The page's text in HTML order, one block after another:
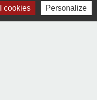
cookies Personalize